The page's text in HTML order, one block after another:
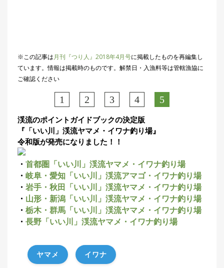
※この記事は月刊『つり人』2018年4月号に掲載したものを再編集し
ています。情報は掲載時のものです。解禁日・入漁料等は管轄漁協に
ご確認ください
1 2 3 4 5
渓流のポイントガイドブックの決定版
『「いい川」渓流ヤマメ・イワナ釣り場』
令和版が発売になりました！！
・ 首都圏「いい川」渓流ヤマメ・イワナ釣り場
・ 岐阜・愛知「いい川」渓流アマゴ・イワナ釣り場
・ 岩手・秋田「いい川」渓流ヤマメ・イワナ釣り場
・ 山形・新潟「いい川」渓流ヤマメ・イワナ釣り場
・ 栃木・群馬「いい川」渓流ヤマメ・イワナ釣り場
・ 長野「いい川」渓流ヤマメ・イワナ釣り場
ヤマメ イワナ